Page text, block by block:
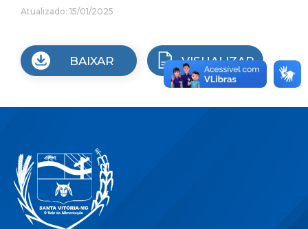
Atualizado: 15/01/2025
BAIXAR VISUALIZAR